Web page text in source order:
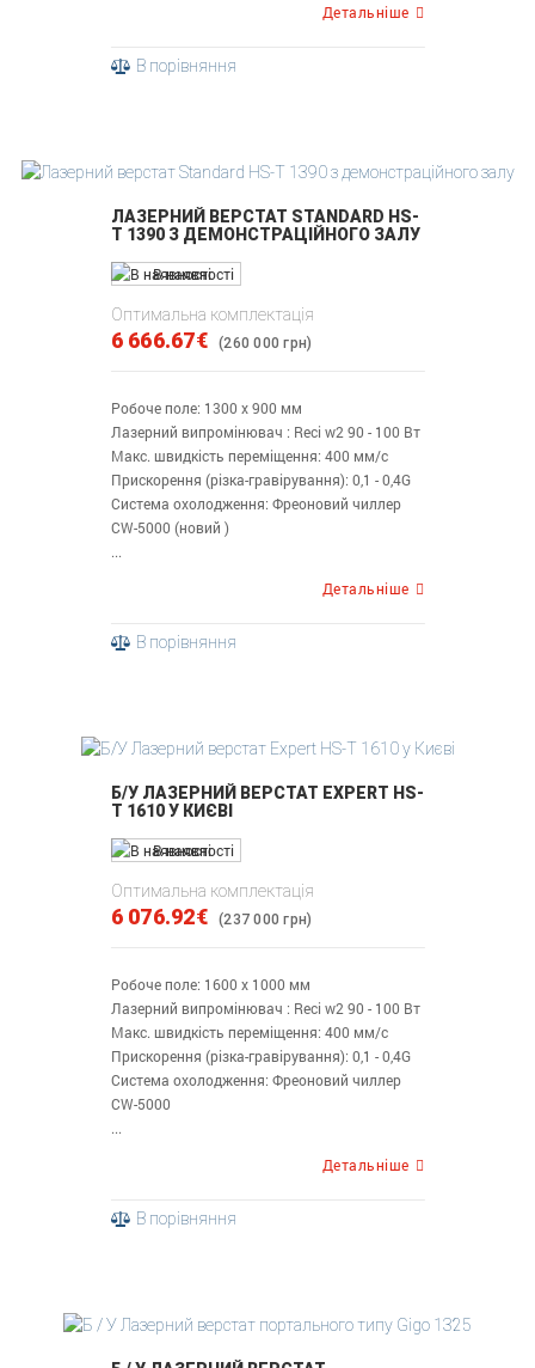
Детальніше
В порівняння
ЛАЗЕРНИЙ ВЕРСТАТ STANDARD HS-
T 1390 З ДЕМОНСТРАЦІЙНОГО ЗАЛУ
В наявності
Робоче поле: 1300 х 900 мм
Лазерний випромінювач : Reci w2 90 - 100 Вт
Макс. швидкість переміщення: 400 мм/с
Прискорення (різка-гравірування): 0,1 - 0,4G
Система охолодження: Фреоновий чиллер
CW-5000 (новий )
...
Детальніше
В порівняння
Оптимальна комплектація
6 666.67€ (260 000 грн)
Б/У ЛАЗЕРНИЙ ВЕРСТАТ EXPERT HS-
T 1610 У КИЄВІ
В наявності
Робоче поле: 1600 х 1000 мм
Лазерний випромінювач : Reci w2 90 - 100 Вт
Макс. швидкість переміщення: 400 мм/с
Прискорення (різка-гравірування): 0,1 - 0,4G
Система охолодження: Фреоновий чиллер
CW-5000
...
Детальніше
В порівняння
Оптимальна комплектація
6 076.92€ (237 000 грн)